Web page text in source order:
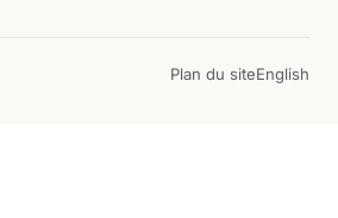
Plan du siteEnglish